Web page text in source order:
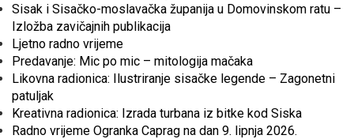
Sisak i Sisačko-moslavačka županija u Domovinskom ratu –
Izložba zavičajnih publikacija
Ljetno radno vrijeme
Predavanje: Mic po mic – mitologija mačaka
Likovna radionica: Ilustriranje sisačke legende – Zagonetni
patuljak
Kreativna radionica: Izrada turbana iz bitke kod Siska
Radno vrijeme Ogranka Caprag na dan 9. lipnja 2026.